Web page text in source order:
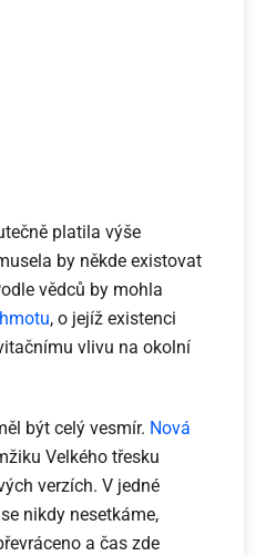
platila výše
by někde existovat
vědců by mohla
, o jejíž existenci
vlivu na okolní
být celý vesmír. Nová
Velkého třesku
verzích. V jedné
nikdy nesetkáme,
a čas zde